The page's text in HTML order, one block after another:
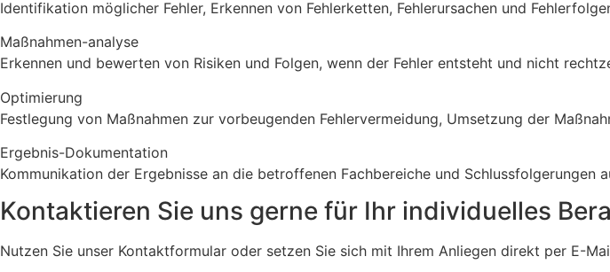
Identifikation möglicher Fehler, Erkennen von Fehlerketten, Fehlerursachen und
Maßnahmen-analyse
Erkennen und bewerten von Risiken und Folgen, wenn der Fehler entsteht und nicht
Optimierung
Festlegung von Maßnahmen zur vorbeugenden Fehlervermeidung, Umsetzung der
Ergebnis-Dokumentation
Kommunikation der Ergebnisse an die betroffenen Fachbereiche und Schlussfolgerungen
Kontaktieren Sie uns gerne für Ihr individuelles
Nutzen Sie unser Kontaktformular oder setzen Sie sich mit Ihrem Anliegen direkt per E-